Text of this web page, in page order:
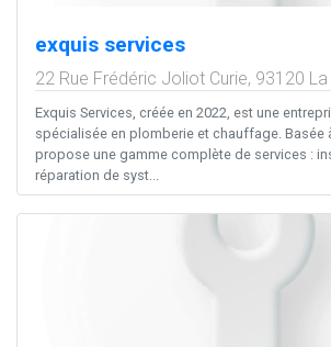
exquis services
22 Rue Frédéric Joliot Curie, 93120
Exquis Services, créée en 2022, est une
spécialisée en plomberie et chauffage. Basée
propose une gamme complète de services :
réparation de syst...